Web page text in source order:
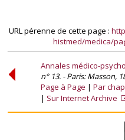
URL pérenne de cette page :
histmed/medica/
Annales médico-
n° 13. - Paris: Masson,
Page à Page
Par
Sur Internet Archive